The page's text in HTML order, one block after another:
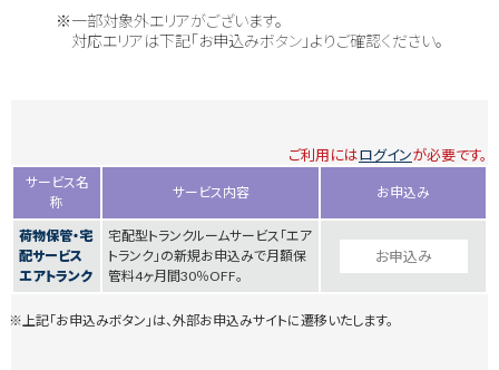
※一部対象外エリアがございます。
対応エリアは下記「お申込みボタン」よりご確認ください。
ご利用にはログインが必要です。
サービス名
称
サービス内容 お申込み
荷物保管・宅
配サービス
エアトランク
宅配型トランクルームサービス「エア
トランク」の新規お申込みで月額保
管料4ヶ月間30％OFF。
お申込み
上記「お申込みボタン」は、外部お申込みサイトに遷移いたします。